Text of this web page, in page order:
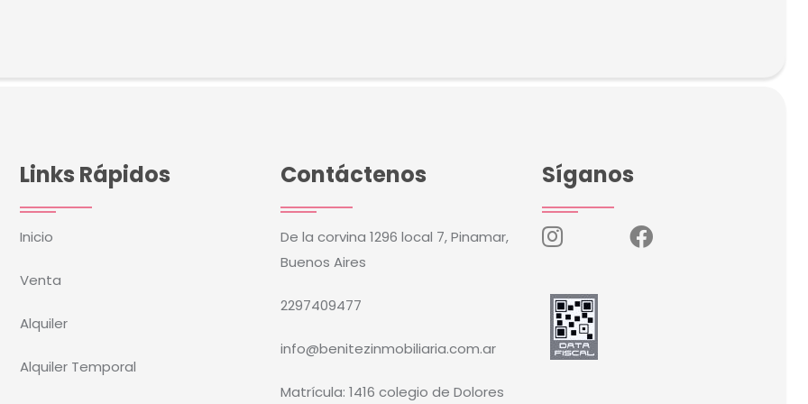
Links Rápidos
Inicio
Venta
Alquiler
Alquiler Temporal
Contáctenos
De la corvina 1296 local 7, Pinamar,
Buenos Aires
2297409477
info@benitezinmobiliaria.com.ar
Matrícula: 1416 colegio de Dolores
Síganos